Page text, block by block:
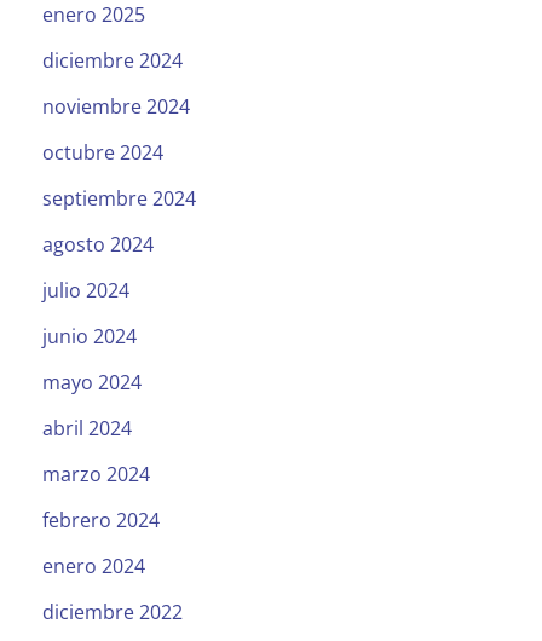
enero 2025
diciembre 2024
noviembre 2024
octubre 2024
septiembre 2024
agosto 2024
julio 2024
junio 2024
mayo 2024
abril 2024
marzo 2024
febrero 2024
enero 2024
diciembre 2022